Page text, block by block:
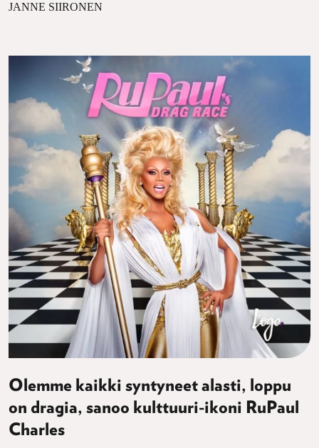
JANNE SIIRONEN
Olemme kaikki syntyneet alasti, loppu
on dragia, sanoo kulttuuri-ikoni RuPaul
Charles